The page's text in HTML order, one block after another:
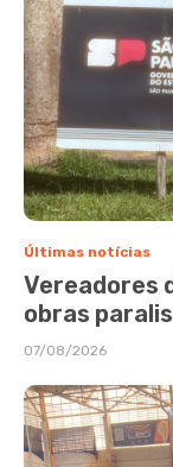
Últimas notícias
Vereadores
obras
07/08/2026